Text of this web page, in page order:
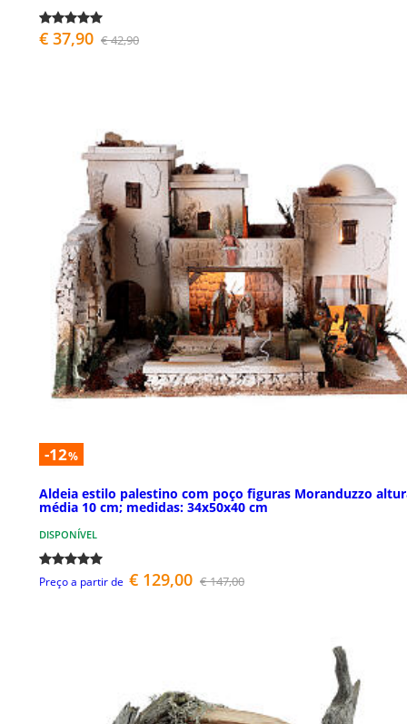
€ 37,90 € 42,90
-12%
Aldeia estilo palestino com poço figuras Moranduzzo
média 10 cm; medidas: 34x50x40 cm
DISPONÍVEL
Preço a partir de € 129,00 € 147,00